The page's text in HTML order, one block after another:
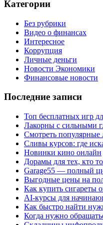
Категории
Без рубрики
Видео о финансах
Интересное
Коррупция
Личные деньги
Новости Экономики
Финансовые новости
Последние записи
Топ бесплатных игр
Лакорны с сильными
Смотреть популярные
Сливы курсов: где
Новинки кино онлайн
Дорамы для тех, кто
Garage55 — полный
Выгодные цены на
Как купить сигареты
AI-курсы для
Как быстро найти
Когда нужно